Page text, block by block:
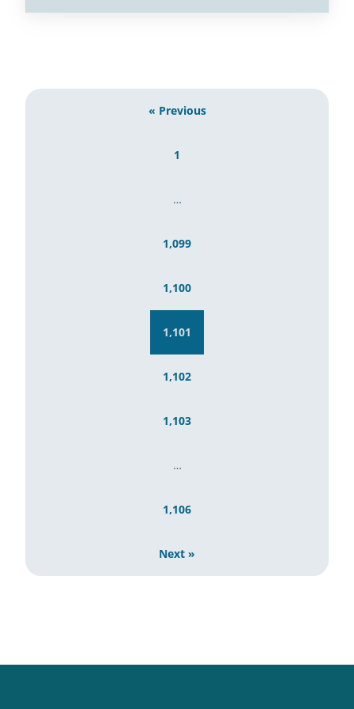
« Previous
1
…
1,099
1,100
1,101
1,102
1,103
…
1,106
Next »